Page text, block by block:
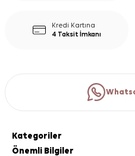
Kredi Kartına
4 Taksit İmkanı
Kategoriler
Önemli Bilgiler